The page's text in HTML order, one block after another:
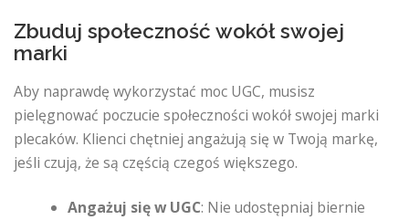
Zbuduj społeczność wokół swojej
marki
Aby naprawdę wykorzystać moc UGC, musisz
pielęgnować poczucie społeczności wokół swojej marki
plecaków. Klienci chętniej angażują się w Twoją markę,
jeśli czują, że są częścią czegoś większego.
Angażuj się w UGC: Nie udostępniaj biernie